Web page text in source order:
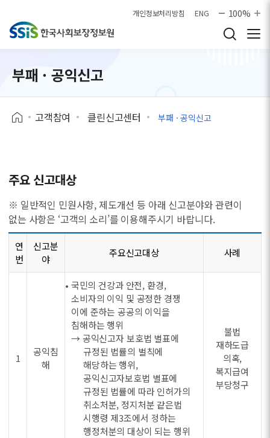
개인정보처리방침 ENG 100%
부패 · 공익신고
고객참여 클린신고센터 부패 · 공익신고
주요 신고대상
※ 일반적인 민원사항, 제도개선 등 아래 신고분야와 관련이
없는 사항은 ‘고객의 소리’를 이용해주시기 바랍니다.
연
번
신고분
야
주요신고대상 사례
1
공익침
해
• 국민의 건강과 안전, 환경,
소비자의 이익 및 공정한 경쟁
이에 준하는 공공의 이익을
침해하는 행위
→ 공익신고자 보호법 별표에
규정된 법률의 벌칙에
해당하는 행위,
공익신고자보호법 별표에
규정된 법률에 따라 인허가의
취소처분, 정지처분 같은법
시행령 제3조에서 정하는
행정처분의 대상이 되는 행위
불법
재하도급
의혹,
복지급여
부당청구